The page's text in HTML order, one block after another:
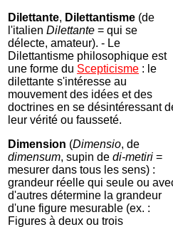
Dilettante, Dilettantisme (de
l'italien Dilettante = qui se
délecte, amateur). - Le
Dilettantisme philosophique est
une forme du Scepticisme : le
dilettante s'intéresse au
mouvement des idées et des
doctrines en se désintéressant
leur vérité ou fausseté.
Dimension (Dimensio, de
dimensum, supin de di-metiri =
mesurer dans tous les sens) :
grandeur réelle qui seule ou
d'autres détermine la grandeur
d'une figure mesurable (ex. :
Figures à deux ou trois